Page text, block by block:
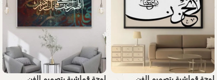
لوحة قماشية بتصميم الفن
لوحة قماشية بتصميم الفن